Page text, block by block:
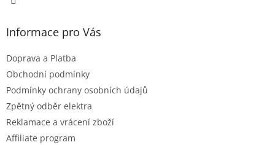
Informace pro Vás
Doprava a Platba
Obchodní podmínky
Podmínky ochrany osobních údajů
Zpětný odběr elektra
Reklamace a vrácení zboží
Affiliate program